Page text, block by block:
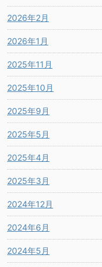
2026年2月
2026年1月
2025年11月
2025年10月
2025年9月
2025年5月
2025年4月
2025年3月
2024年12月
2024年6月
2024年5月